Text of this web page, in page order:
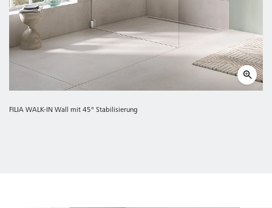
FILIA WALK-IN Wall mit 45° Stabilisierung